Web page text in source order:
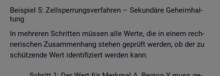
Bei­spiel 5: Zell­sper­rungs­ver­fah­ren – Se­kun­dä­re Ge­heim­hal­
tung
In meh­re­ren Schrit­ten müs­sen alle Werte, die in einem rech­
ne­ri­schen Zu­sam­men­hang ste­hen ge­prüft wer­den, ob der zu
schüt­zen­de Wert iden­ti­fi­ziert wer­den kann.